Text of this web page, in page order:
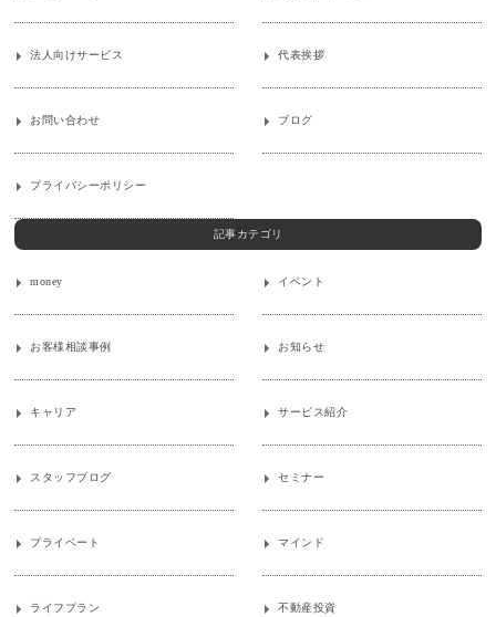
法人向けサービス 代表挨拶
お問い合わせ ブログ
プライバシーポリシー
記事カテゴリ
money イベント
お客様相談事例 お知らせ
キャリア サービス紹介
スタッフブログ セミナー
プライベート マインド
ライフプラン 不動産投資